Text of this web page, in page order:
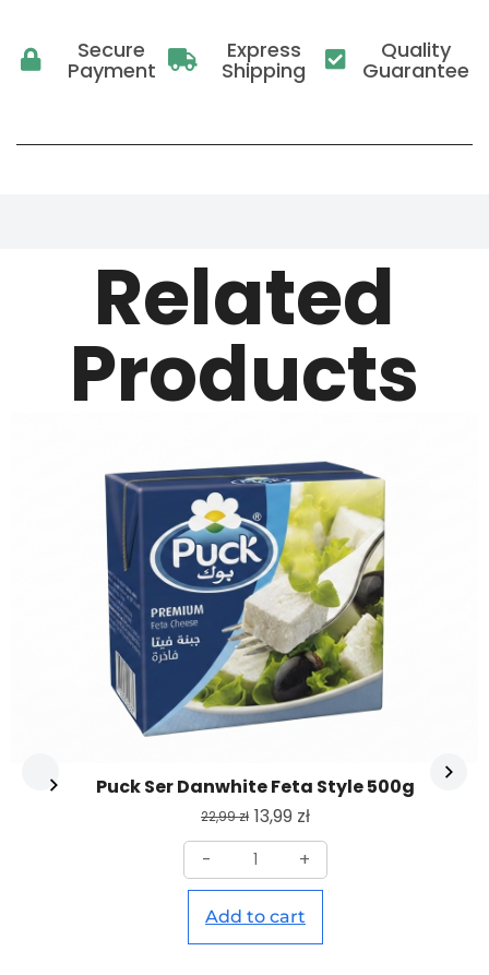
Secure
Payment
Express
Shipping
Quality
Guarantee
Related
Products
Puck Ser Danwhite Feta Style 500g
22,99zł 13,99 zł
-
+
Add to cart